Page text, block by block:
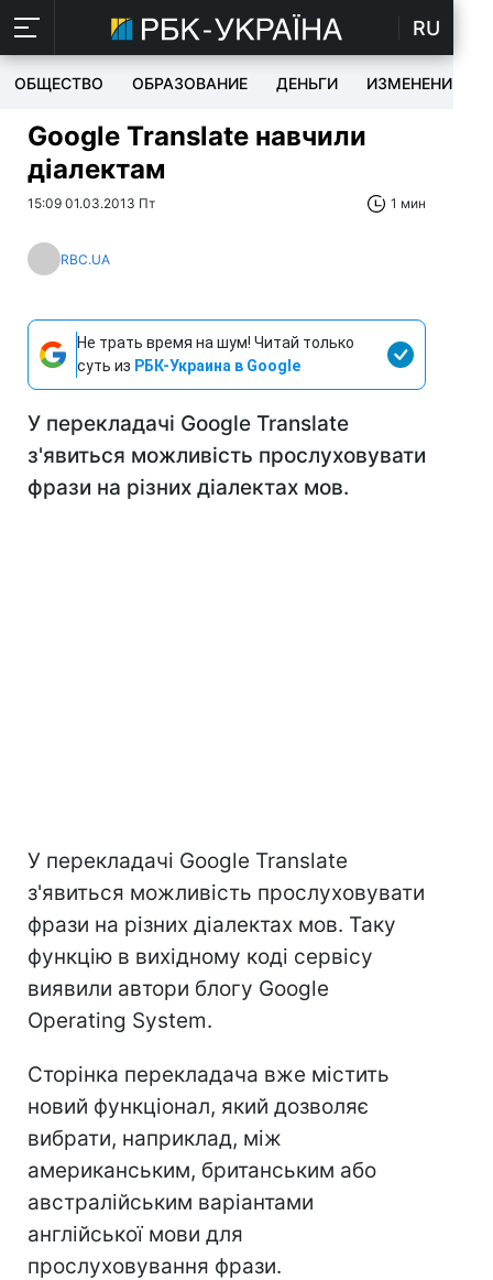
RU
ОБЩЕСТВО ОБРАЗОВАНИЕ ДЕНЬГИ ИЗМЕНЕНИЯ
Google Translate навчили
діалектам
15:09 01.03.2013 Пт 1 мин
RBC.UA
Не трать время на шум! Читай только
суть из РБК-Украина в Google
У перекладачі Google Translate
з'явиться можливість прослуховувати
фрази на різних діалектах мов.
У перекладачі Google Translate
з'явиться можливість прослуховувати
фрази на різних діалектах мов. Таку
функцію в вихідному коді сервісу
виявили автори блогу Google
Operating System.
Сторінка перекладача вже містить
новий функціонал, який дозволяє
вибрати, наприклад, між
американським, британським або
австралійським варіантами
англійської мови для
прослуховування фрази.